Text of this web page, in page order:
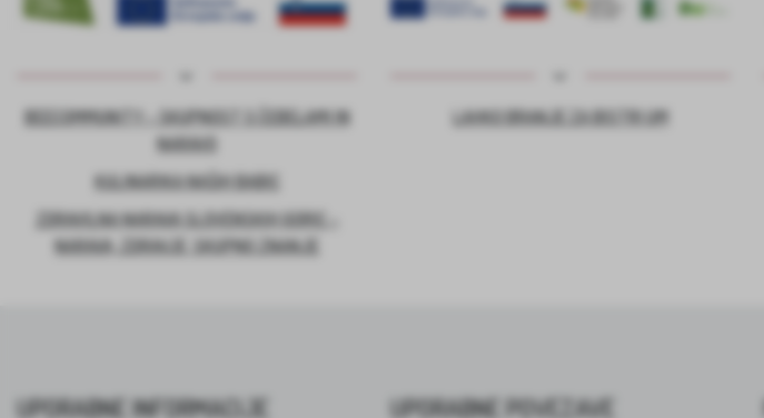
BEECOMMUNITY – SKUPNOST S ČEBELAMI IN
NARAVO
KULINARIKA NAŠIH BABIC
ZDRAVILNA NARAVA SLOVENSKIH GORIC –
NARAVA, ZDRAVJE, SKUPNO ZNANJE
LAHKO BRANJE ZA BISTRI UM
UPORABNE INFORMACIJE UPORABNE POVEZAVE